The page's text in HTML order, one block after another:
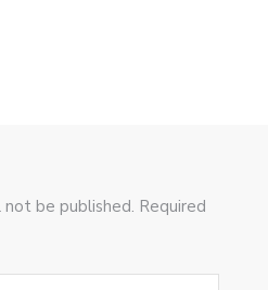
be published. Required